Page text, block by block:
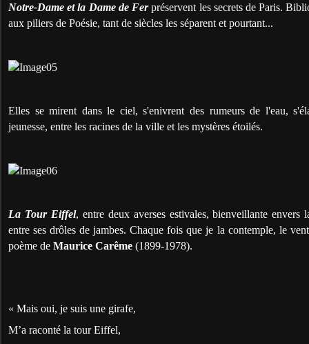
Notre-Dame et la Dame de Ferpréservent les secrets de Paris.
aux piliers de Poésie, tant de siècles les séparent et pourtant...
Elles se mirent dans le ciel, s'enivrent des rumeurs de l'eau,
jeunesse, entre les racines de la ville et les mystères étoilés.
La Tour Eiffel, entre deux averses estivales, bienveillante envers
entre ses drôles de jambes. Chaque fois que je la contemple, le
poème de Maurice Carême (1899-1978).
« Mais oui, je suis une girafe,
M’a raconté la tour Eiffel,